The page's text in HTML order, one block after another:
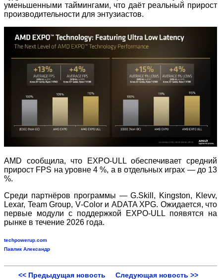
уменьшенными таймингами, что даёт реальный прирост
производительности для энтузиастов.
AMD сообщила, что EXPO‑ULL обеспечивает средний
прирост FPS на уровне 4 %, а в отдельных играх — до 13
%.
Среди партнёров программы — G.Skill, Kingston, Klevv,
Lexar, Team Group, V‑Color и ADATA XPG. Ожидается, что
первые модули с поддержкой EXPO‑ULL появятся на
рынке в течение 2026 года.
techpowerup.com
Павлик Александр
<< Предыдущая новость Следующая новость >>